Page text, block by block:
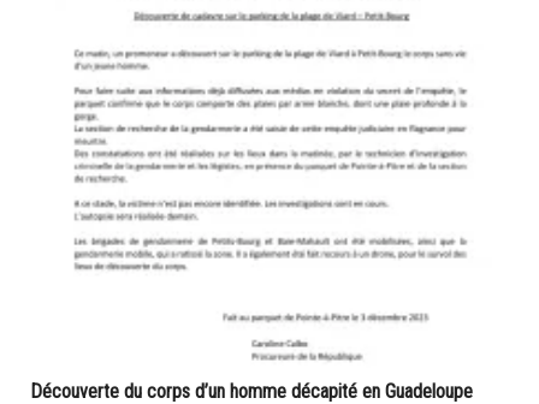
Découverte du corps d’un homme décapité en Guadeloupe